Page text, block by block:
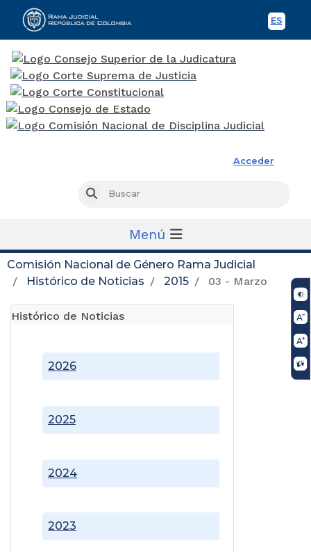
ES
Acceder
Buscar
Menú
Comisión Nacional de Género Rama Judicial
Histórico de Noticias
2015 03 - Marzo
Histórico de Noticias
2023
2024
2025
2026